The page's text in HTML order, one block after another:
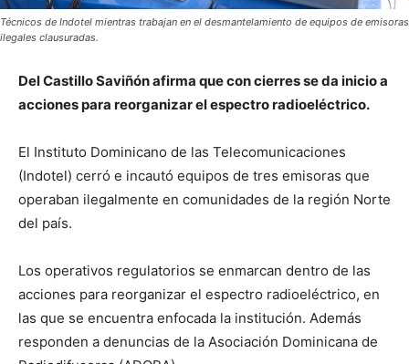
Técnicos de Indotel mientras trabajan en el desmantelamiento de equipos de emisoras
ilegales clausuradas.
Del Castillo Saviñón afirma que con cierres se da inicioa
acciones para reorganizar el espectro radioeléctrico.
El Instituto Dominicano de las Telecomunicaciones
(Indotel) cerró e incautó equipos de tres emisoras que
operaban ilegalmente en comunidades de la región Norte
del país.
Los operativos regulatorios se enmarcan dentro de las
acciones para reorganizar el espectro radioeléctrico, en
las que se encuentra enfocada la institución. Además
responden a denuncias de la Asociación Dominicana de